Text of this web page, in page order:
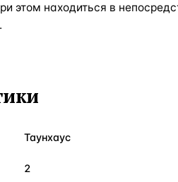
этом находиться в
Таунхаус
2